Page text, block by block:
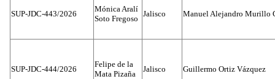
SUP-JDC-443/2026
Mónica Aralí
Soto Fregoso
Jalisco Manuel Alejandro Murillo
SUP-JDC-444/2026
Felipe de la
Mata Pizaña
Jalisco Guillermo Ortiz Vázquez